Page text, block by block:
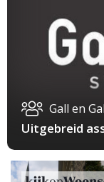
Gall en
Uitgebreid